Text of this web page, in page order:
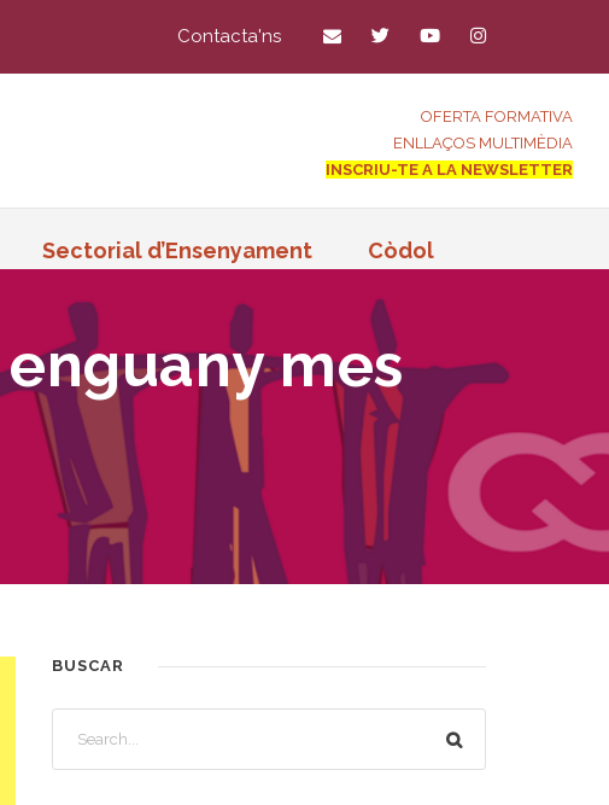
Contacta'ns
OFERTA FORMATIVA
ENLLAÇOS MULTIMÈDIA
INSCRIU-TE A LA NEWSLETTER
Sectorial d’Ensenyament Còdol
mes
BUSCAR